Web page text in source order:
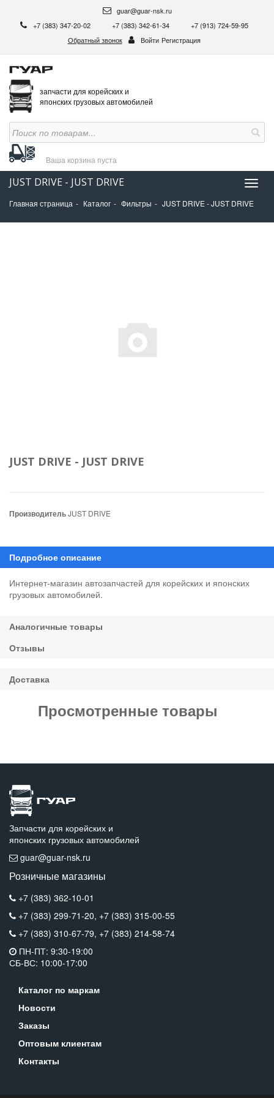
guar@guar-nsk.ru
+7 (383) 347-20-02
+7 (383) 342-61-34
+7 (913) 724-59-95
Обратный звонок
Войти Регистрация
запчасти для корейских и
японских грузовых автомобилей
Ваша корзина пуста
JUST DRIVE - JUST DRIVE
Главная страница Каталог Фильтры JUST DRIVE - JUST DRIVE
JUST DRIVE - JUST DRIVE
ПроизводительJUST DRIVE
Интернет-магазин автозапчастей для корейских и японских
грузовых автомобилей.
Просмотренные товары
Запчасти для корейских и
японских грузовых автомобилей
guar@guar-nsk.ru
Розничные магазины
+7 (383) 362-10-01
+7 (383) 299-71-20, +7 (383) 315-00-55
+7 (383) 310-67-79, +7 (383) 214-58-74
ПН-ПТ: 9:30-19:00
СБ-ВС: 10:00-17:00
Каталог по маркам
Новости
Заказы
Оптовым клиентам
Контакты